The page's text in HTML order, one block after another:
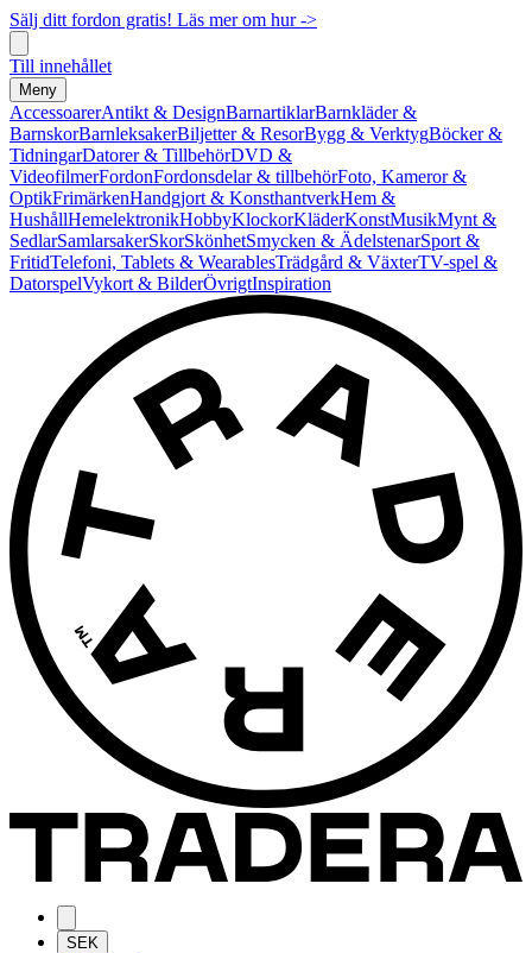
Sälj ditt fordon gratis! Läs mer om hur ->
Till innehållet
Meny
AccessoarerAntikt & DesignBarnartiklarBarnkläder &
BarnskorBarnleksakerBiljetter & ResorBygg & VerktygBöcker &
TidningarDatorer & TillbehörDVD &
VideofilmerFordonFordonsdelar & tillbehörFoto, Kameror &
OptikFrimärkenHandgjort & KonsthantverkHem &
HushållHemelektronikHobbyKlockorKläderKonstMusikMynt &
SedlarSamlarsakerSkorSkönhetSmycken & ÄdelstenarSport &
FritidTelefoni, Tablets & WearablesTrädgård & VäxterTV-spel &
DatorspelVykort & BilderÖvrigtInspiration
SEK